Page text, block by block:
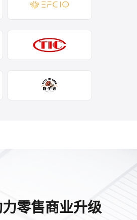
零售商业升级